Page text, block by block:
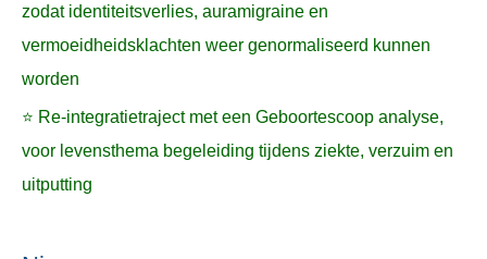
zodat identiteitsverlies, auramigraine en
vermoeidheidsklachten weer genormaliseerd kunnen
worden
⭐ Re-integratietraject met een Geboortescoop analyse,
voor levensthema begeleiding tijdens ziekte, verzuim en
uitputting